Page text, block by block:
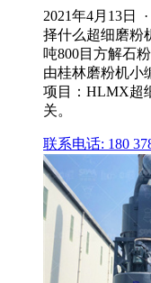
2021年4月13日
择什么超细磨粉
吨800目方解石
由桂林磨粉机小
项目：HLMX超
关。
联系电话: 180